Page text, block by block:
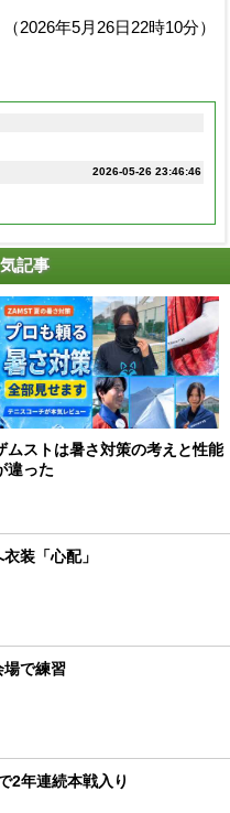
（2026年5月26日22時10分）
2026-05-26 23:46:46
記事
ムストは暑さ対策の考えと性能
違った
装「心配」
場で練習
2年連続本戦入り